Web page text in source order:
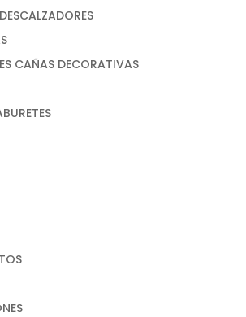
CAÑAS DECORATIVAS